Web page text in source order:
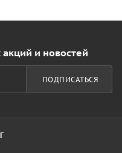
и новостей
ПОДПИСАТЬСЯ